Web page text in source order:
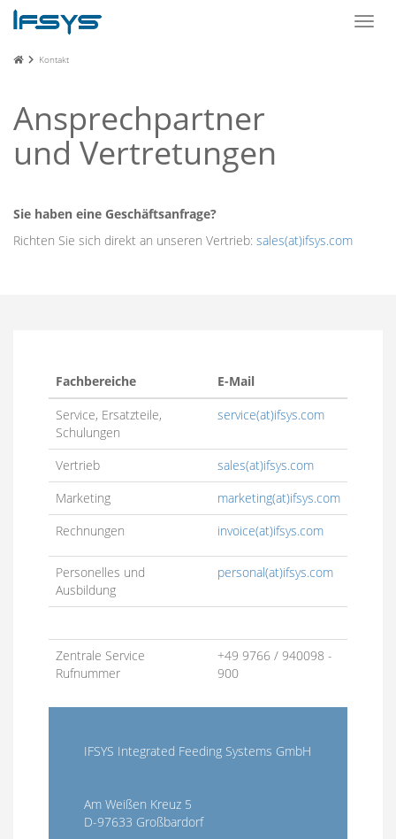
Kontakt
Ansprechpartner
und Vertretungen
Sie haben eine Geschäftsanfrage?
Richten Sie sich direkt an unseren Vertrieb: sales(at)ifsys.com
Fachbereiche
E-Mail
Service, Ersatzteile,
Schulungen
service(at)ifsys.com
Vertrieb
sales(at)ifsys.com
Marketing
marketing(at)ifsys.com
Rechnungen
invoice(at)ifsys.com
Personelles und
Ausbildung
personal(at)ifsys.com
Zentrale Service
Rufnummer
+49 9766 / 940098 -
900
IFSYS Integrated Feeding Systems GmbH
Am Weißen Kreuz 5
D-97633 Großbardorf